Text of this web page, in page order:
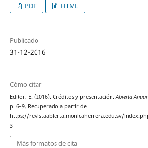
PDF HTML
Publicado
31-12-2016
Cómo citar
Editor, E. (2016). Créditos y presentación.Abierta
p. 6–9. Recuperado a partir de
https://revistaabierta.monicaherrera.edu.sv/
3
Más formatos de cita